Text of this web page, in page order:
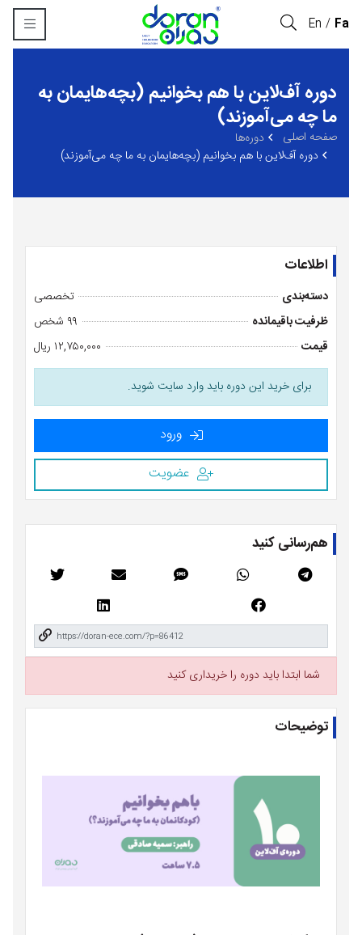
Fa
En
دوره آف‌لاین با هم بخوانیم (بچه‌هایمان به
ما چه می‌آموزند)
صفحه اصلی
‏دوره‌ها
دوره آف‌لاین با هم بخوانیم (بچه‌هایمان به ما چه می‌آموزند)
اطلاعات
دسته‌بندی
تخصصی
ظرفیت باقیمانده
۹۹ شخص
قیمت
برای خرید این دوره باید وارد سایت شوید.
ورود
عضویت
هم‌رسانی کنید
شما ابتدا باید دوره را خریداری کنید
توضیحات